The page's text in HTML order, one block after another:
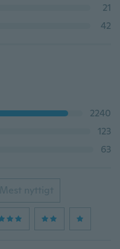
21
42
2240
123
63
Mest nyttigt